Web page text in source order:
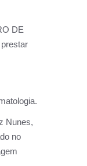
DE
Nunes,
no